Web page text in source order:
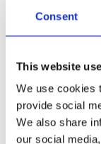
Consent
This website
We use cookies
provide social
We also share
our social